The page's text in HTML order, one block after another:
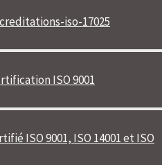
iso-17025
ISO 9001
ISO 9001, ISO 14001 et ISO